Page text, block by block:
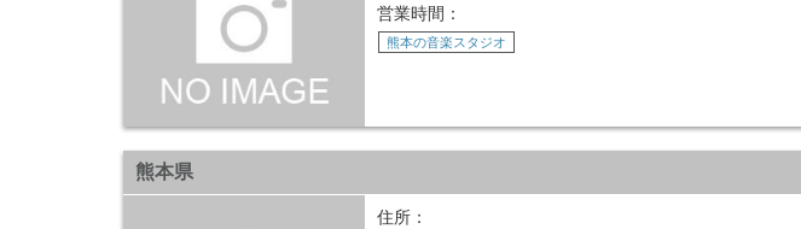
営業時間：
熊本の音楽スタジオ
熊本県
住所：